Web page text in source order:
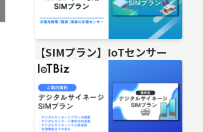
【SIMプラン】IoTセンサー